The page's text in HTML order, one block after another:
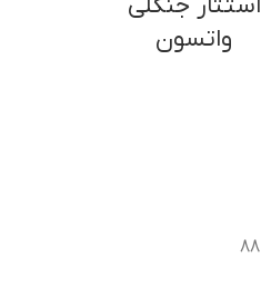
واتسون